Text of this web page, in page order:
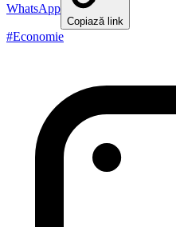
WhatsApp
Copiază link
#Economie